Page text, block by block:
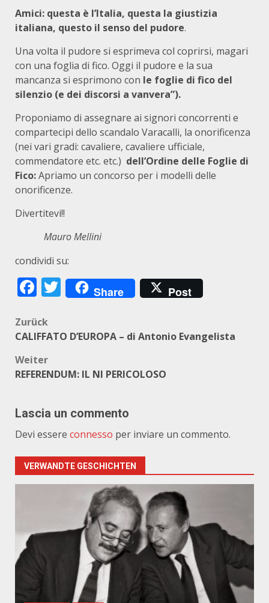
Amici: questa è l’Italia, questa la giustizia
italiana, questo il senso del pudore.
Una volta il pudore si esprimeva col coprirsi, magari
con una foglia di fico. Oggi il pudore e la sua
mancanza si esprimono con le foglie di fico del
silenzio (e dei discorsi a vanvera”).
Proponiamo di assegnare ai signori concorrenti e
compartecipi dello scandalo Varacalli, la onorificenza
(nei vari gradi: cavaliere, cavaliere ufficiale,
commendatore etc. etc.) dell’Ordine delle Foglie di
Fico:Apriamo un concorso per i modelli delle
onorificenze.
Divertitevi!!
Mauro Mellini
condividi su:
Facebook
Twitter
Share Post
Beitragsnavigation
Zurück
CALIFFATO D’EUROPA – di Antonio Evangelista
Weiter
REFERENDUM: IL NI PERICOLOSO
Lascia un commento
Devi essere connesso per inviare un commento.
VERWANDTE GESCHICHTEN